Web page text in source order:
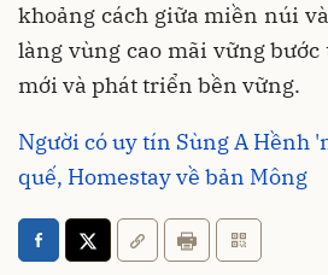
khoảng cách giữa miền núi
làng vùng cao mãi vững
mới và phát triển bền vững.
Người có uy tín Sùng A Hềnh
quế, Homestay về bản Mông